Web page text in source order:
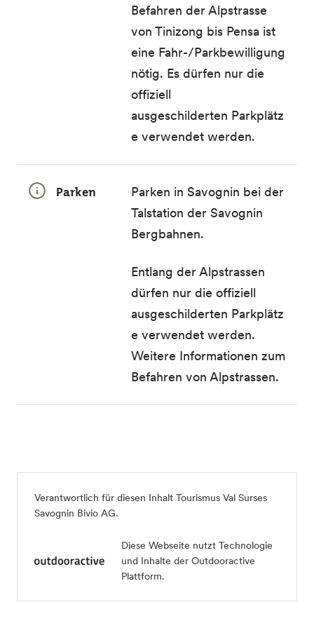
Befahren der Alpstrasse
von Tinizong bis Pensa ist
eine Fahr-/Parkbewilligung
nötig. Es dürfen nur die
offiziell
ausgeschilderten Parkplätz
e verwendet werden.
Parken
Parken in Savognin bei der
Talstation der Savognin
Bergbahnen.
Entlang der Alpstrassen
dürfen nur die offiziell
ausgeschilderten Parkplätz
e verwendet werden.
Weitere Informationen zum
Befahren von Alpstrassen.
Verantwortlich für diesen Inhalt Tourismus Val Surses
Savognin Bivio AG.
Diese Webseite nutzt Technologie
und Inhalte der Outdooractive
Plattform.